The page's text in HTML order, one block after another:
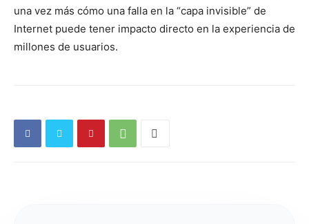
una vez más cómo una falla en la “capa invisible” de
Internet puede tener impacto directo en la experiencia de
millones de usuarios.